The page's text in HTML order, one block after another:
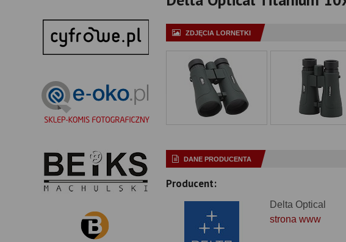
ZDJĘCIA LORNETKI
DANE PRODUCENTA
Producent:
Delta Optical
strona www